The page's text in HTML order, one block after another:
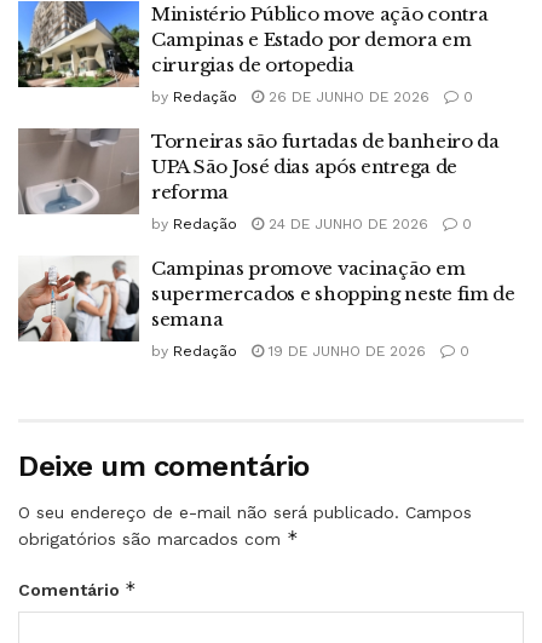
Ministério Público move ação contra
Campinas e Estado por demora em
cirurgias de ortopedia
by Redação 26 DE JUNHO DE 2026 0
Torneiras são furtadas de banheiro da
UPA São José dias após entrega de
reforma
by Redação 24 DE JUNHO DE 2026 0
Campinas promove vacinação em
supermercados e shopping neste fim de
semana
by Redação 19 DE JUNHO DE 2026 0
Deixe um comentário
O seu endereço de e-mail não será publicado. Campos
obrigatórios são marcados com *
Comentário *